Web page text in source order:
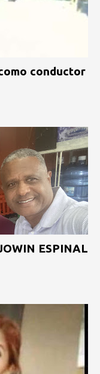
conductor
ESPINAL